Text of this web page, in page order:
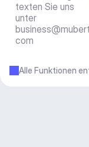
texten Sie uns
com
Alle Funktionen